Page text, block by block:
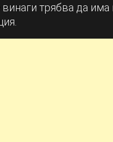
трябва да